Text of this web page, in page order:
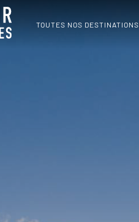
TOUTES NOS DESTINATIONS